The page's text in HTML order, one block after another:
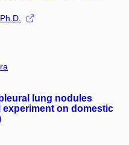
lung nodules
on domestic